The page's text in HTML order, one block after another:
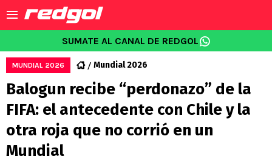
SUMATE AL CANAL DE REDGOL
MUNDIAL 2026 Mundial 2026
Balogun recibe “perdonazo” de la
FIFA: el antecedente con Chile y la
otra roja que no corrió en un
Mundial